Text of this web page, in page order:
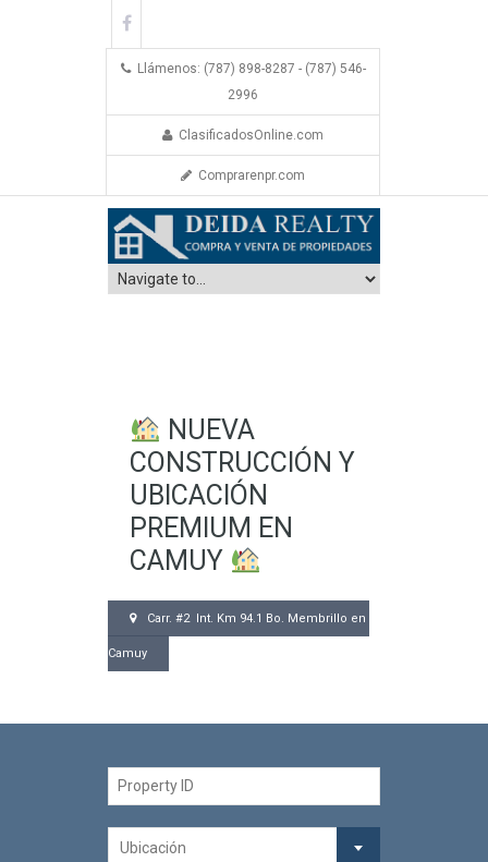
Llámenos: (787) 898-8287 - (787) 546-
2996
ClasificadosOnline.com
Comprarenpr.com
NUEVA
CONSTRUCCIÓN Y
UBICACIÓN
PREMIUM EN
CAMUY
Carr. #2 Int. Km 94.1 Bo. Membrillo en
Camuy
Ubicación